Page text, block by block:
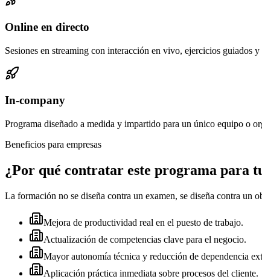
Online en directo
Sesiones en streaming con interacción en vivo, ejercicios guiados
In-company
Programa diseñado a medida y impartido para un único equipo o
Beneficios para empresas
¿Por qué contratar este programa para
La formación no se diseña contra un examen, se diseña contra un
Mejora de productividad real en el puesto de trabajo.
Actualización de competencias clave para el negocio.
Mayor autonomía técnica y reducción de dependencia
Aplicación práctica inmediata sobre procesos del cliente.